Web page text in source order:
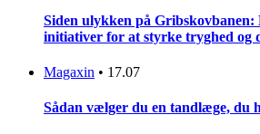
Siden ulykken på
initiativer for at styrke tryghed og
Magaxin • 17.07
Sådan vælger du en tandlæge, du